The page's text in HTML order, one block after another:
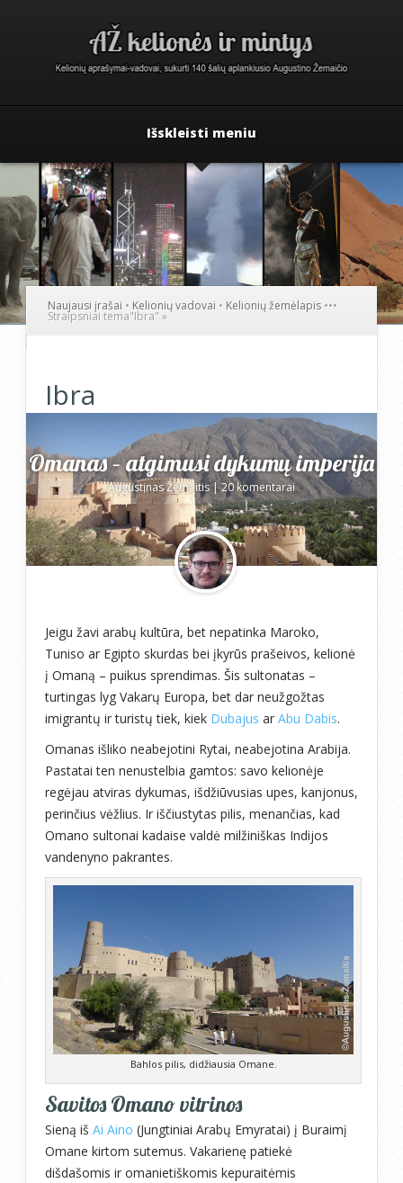
Išskleisti meniu
Naujausi įrašai • Kelionių vadovai • Kelionių žemėlapis •••
Straipsniai tema"Ibra" »
Ibra
Omanas – atgimusi dykumų imperija
Augustinas Žemaitis|20 komentarai
Jeigu žavi arabų kultūra, bet nepatinka Maroko,
Tuniso ar Egipto skurdas bei įkyrūs prašeivos, kelionė
į Omaną – puikus sprendimas. Šis sultonatas –
turtingas lyg Vakarų Europa, bet dar neužgožtas
imigrantų ir turistų tiek, kiek Dubajus ar Abu Dabis.
Omanas išliko neabejotini Rytai, neabejotina Arabija.
Pastatai ten nenustelbia gamtos: savo kelionėje
regėjau atviras dykumas, išdžiūvusias upes, kanjonus,
perinčius vėžlius. Ir iščiustytas pilis, menančias, kad
Omano sultonai kadaise valdė milžiniškas Indijos
vandenyno pakrantes.
Bahlos pilis, didžiausia Omane.
Savitos Omano vitrinos
Sieną iš Ai Aino (Jungtiniai Arabų Emyratai) į Buraimį
Omane kirtom sutemus. Vakarienę patiekė
dišdašomis ir omanietiškomis kepuraitėmis